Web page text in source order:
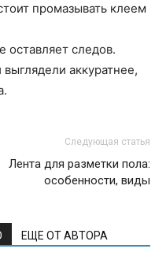
промазывать клеем
оставляет следов.
аккуратнее,
Следующая статья
Лента для разметки пола:
особенности, виды
ЕЩЕ ОТ АВТОРА